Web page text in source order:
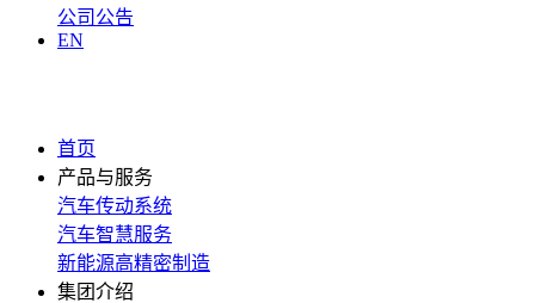
公司公告
EN
首页
产品与服务
汽车传动系统
汽车智慧服务
新能源高精密制造
集团介绍